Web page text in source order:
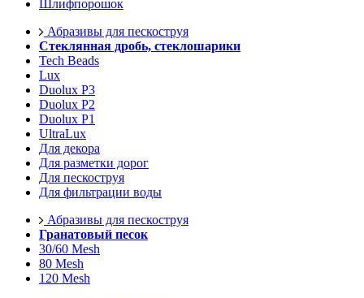
Шлифпорошок
Абразивы для пескоструя
Стеклянная дробь, стеклошарики
Tech Beads
Lux
Duolux P3
Duolux P2
Duolux P1
UltraLux
Для декора
Для разметки дорог
Для пескоструя
Для фильтрации воды
Абразивы для пескоструя
Гранатовый песок
30/60 Mesh
80 Mesh
120 Mesh